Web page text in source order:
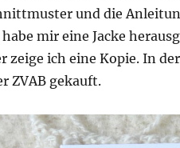
und die
mir eine Jacke
zeige ich eine Kopie. In
ZVAB gekauft.